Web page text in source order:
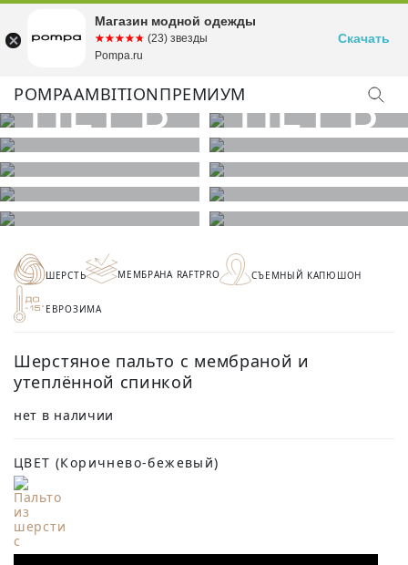
POMPAAMBITIONПРЕМИУМ
ШЕРСТЬ МЕМБРАНА RAFTPRO СЪЕМНЫЙ КАПЮШОН
ЕВРОЗИМА
Шерстяное пальто с мембраной и
утеплённой спинкой
нет в наличии
ЦВЕТ (Коричнево-бежевый)
Магазин модной одежды
☆☆☆☆☆
★★★★★ (23) звезды
Pompa.ru
Скачать